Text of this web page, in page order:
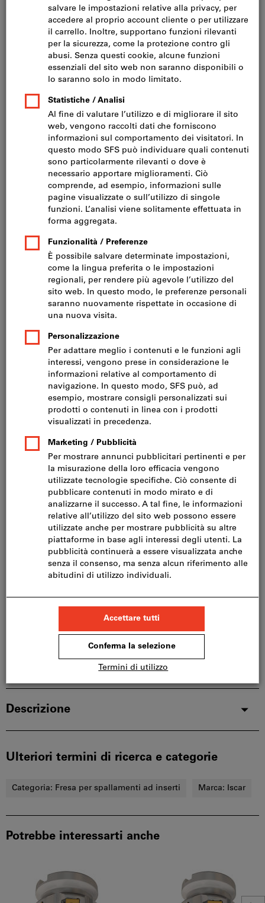
Prezzo per 1 Articolo
IVA inclusa Prezzo più spese di spedizione
IVA esclusa CHF 2’970.00
Nel carrello
Consegna in 3-4 giorni lavorativi
Si prega di notare i tempi di consegna prolungati:
Questo articolo si ordina direttamente dal
produttore, poiché non fa parte del nostro catalogo
e pertanto non è disponibile a magazzino. Info
Dettagli prodotto
Descrizione
Ulteriori termini di ricerca e categorie
Categoria: Fresa per spallamenti ad inserti Marca: Iscar
Potrebbe interessarti anche